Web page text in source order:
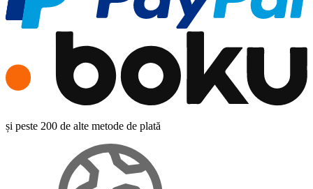
și peste 200 de alte metode de plată